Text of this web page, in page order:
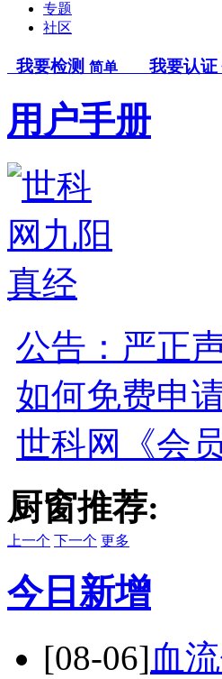
专题
社区
我要检测 简单 我要认证
用户手册
公告：严正
如何免费申
世科网《会
厨窗推荐:
上一个 下一个 更多
今日新增
[08-06]血